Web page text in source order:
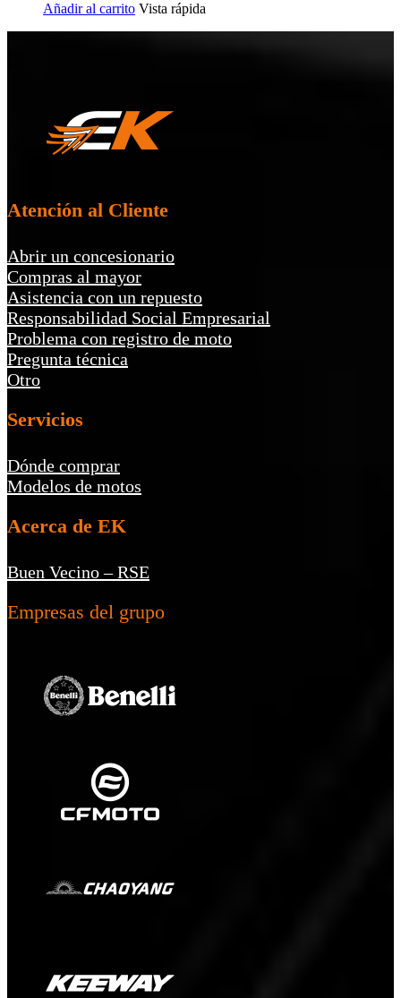
Añadir al carrito
Atención al Cliente
Abrir un concesionario
Compras al mayor
Asistencia con un repuesto
Responsabilidad Social Empresarial
Problema con registro de moto
Pregunta técnica
Otro
Servicios
Dónde comprar
Modelos de motos
Acerca de EK
Buen Vecino – RSE
Empresas del grupo